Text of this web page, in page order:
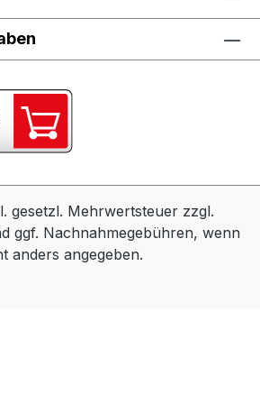
am Handgelenk: dafür
Schlagwerk ohne
und somit
TEC Motor – der im
dem Akkupack für maximale
Akkupack mit dem Festool
abgesichert.Robust: langlebige
zusätzlich rundum
der umfassenden
gesetzl. Mehrwertsteuer zzgl.
ggf. Nachnahmegebühren, wenn
anders angegeben.